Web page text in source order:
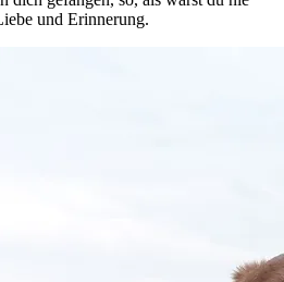
und Erinnerung.